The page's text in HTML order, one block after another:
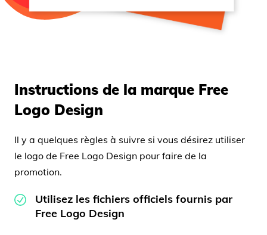
Instructions de la marque Free
Logo Design
Il y a quelques règles à suivre si vous désirez utiliser
le logo de Free Logo Design pour faire de la
promotion.
Utilisez les fichiers officiels fournis par
Free Logo Design